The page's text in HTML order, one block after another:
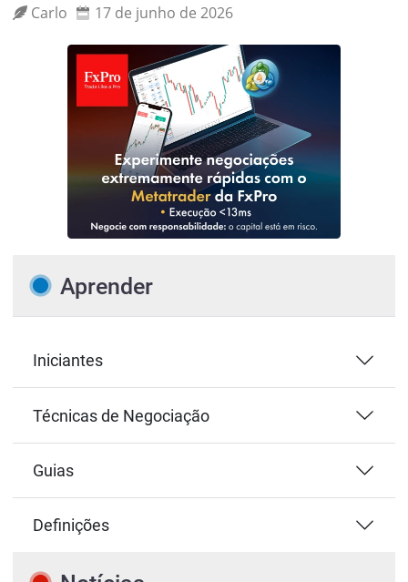
Carlo 17 de junho de 2026
Aprender
Iniciantes
Técnicas de Negociação
Guias
Definições